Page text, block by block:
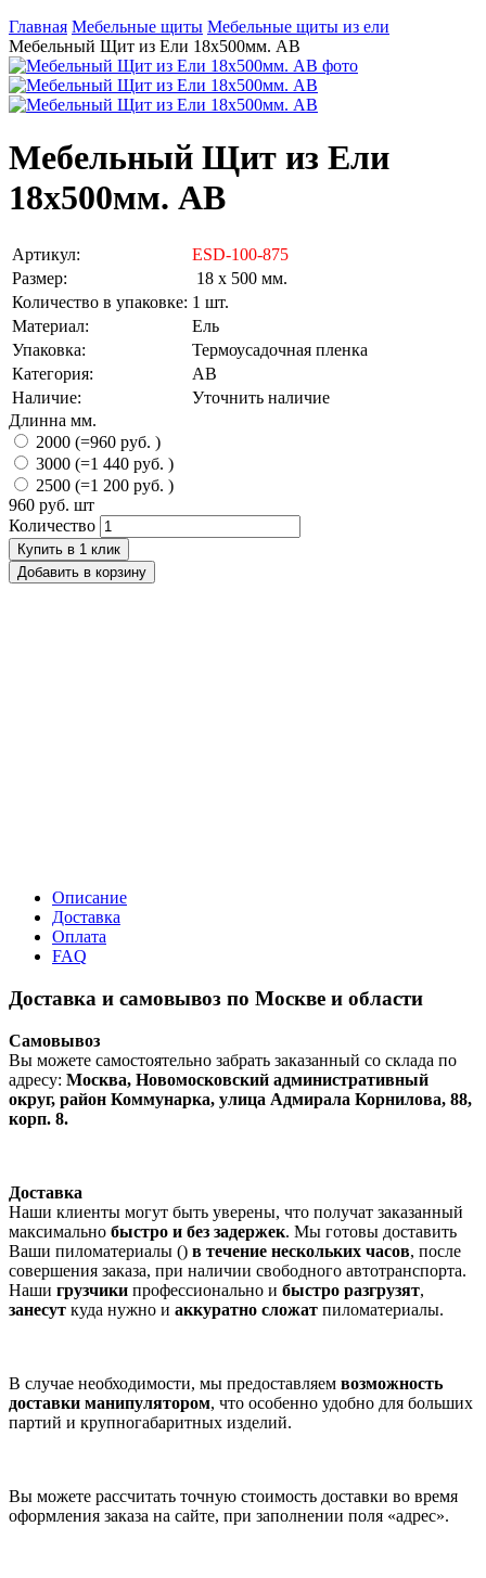
Главная Мебельные щиты Мебельные щиты из ели
Мебельный Щит из Ели 18х500мм. AB
Мебельный Щит из Ели
18х500мм. AB
Артикул:
ESD-100-875
Размер:
18 х 500 мм.
Количество в упаковке: 1 шт.
Материал:
Ель
Упаковка:
Термоусадочная пленка
Категория:
АВ
Наличие:
Уточнить наличие
Длинна мм.
2000 (=960 руб. )
3000 (=1 440 руб. )
2500 (=1 200 руб. )
960 руб. шт
Количество
Купить в 1 клик
Добавить в корзину
Описание
Доставка
Оплата
FAQ
Доставка и самовывоз по Москве и области
Самовывоз
Вы можете самостоятельно забрать заказанный со склада по
адресу: Москва, Новомосковский административный
округ, район Коммунарка, улица Адмирала Корнилова, 88,
корп. 8.
Доставка
Наши клиенты могут быть уверены, что получат заказанный
максимально быстро и без задержек. Мы готовы доставить
Ваши пиломатериалы () в течение нескольких часов, после
совершения заказа, при наличии свободного автотранспорта.
Наши грузчики профессионально и быстро разгрузят,
занесут куда нужно и аккуратно сложат пиломатериалы.
В случае необходимости, мы предоставляем возможность
доставки манипулятором, что особенно удобно для больших
партий и крупногабаритных изделий.
Вы можете рассчитать точную стоимость доставки во время
оформления заказа на сайте, при заполнении поля «адрес».